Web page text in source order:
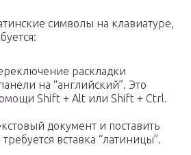
символы на клавиатуре,
раскладки
на “английский”. Это
Shift + Alt или Shift + Ctrl.
документ и поставить
вставка “латиницы”.